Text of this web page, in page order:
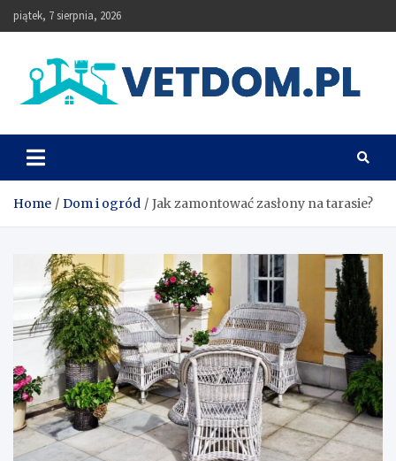
Skip
to
piątek, 7 sierpnia, 2026
Vetdom
Home Dom i ogród Jak zamontować zasłony na tarasie?